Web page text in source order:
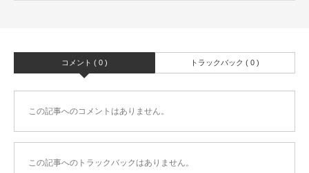
コメント ( 0 ) トラックバック ( 0 )
この記事へのコメントはありません。
この記事へのトラックバックはありません。